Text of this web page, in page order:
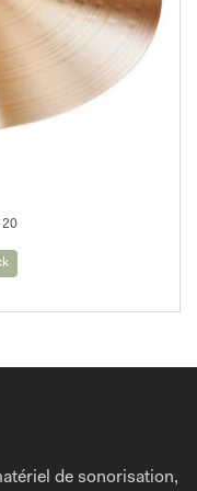
20
de sonorisation,